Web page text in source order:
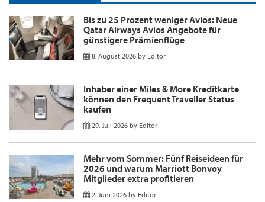
Bis zu 25 Prozent weniger Avios: Neue
Qatar Airways Avios Angebote für
günstigere Prämienflüge
8. August 2026 by Editor
Inhaber einer Miles & More Kreditkarte
können den Frequent Traveller Status
kaufen
29. Juli 2026 by Editor
Mehr vom Sommer: Fünf Reiseideen für
2026 und warum Marriott Bonvoy
Mitglieder extra profitieren
2. Juni 2026 by Editor